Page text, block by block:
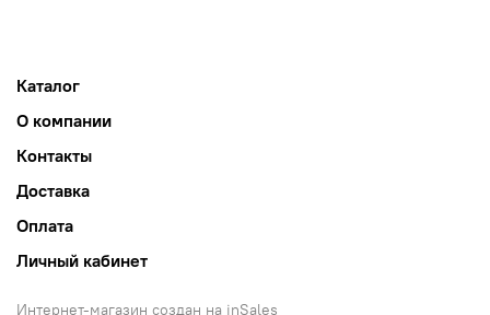
Каталог
О компании
Контакты
Доставка
Оплата
Личный кабинет
Интернет-магазин создан на inSales